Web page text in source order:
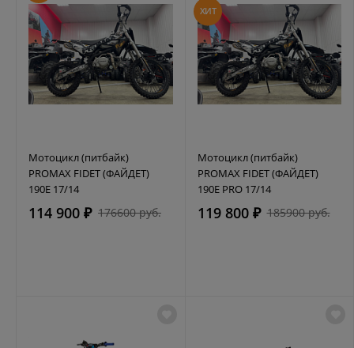
Мотоцикл (питбайк)
PROMAX FIDET (ФАЙДЕТ)
190E 17/14
114 900 ₽ 176600 руб.
ХИТ
Мотоцикл (питбайк)
PROMAX FIDET (ФАЙДЕТ)
190E PRO 17/14
119 800 ₽ 185900 руб.